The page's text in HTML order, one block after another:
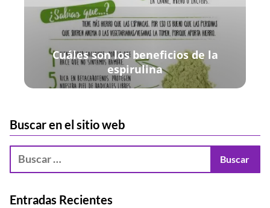
Cuáles son los beneficios de la
espirulina
Buscar en el sitio web
Entradas Recientes